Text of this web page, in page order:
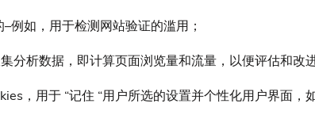
例如，用于检测网站验证的滥用；
分析数据，即计算页面浏览量和流量，以便评估和改
，用于 “记住 “用户所选的设置并个性化用户界面